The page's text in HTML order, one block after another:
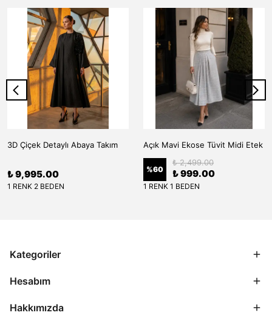
3D Çiçek Detaylı Abaya Takım
₺ 9,995.00
1 RENK 2 BEDEN
Açık Mavi Ekose Tüvit Midi Etek
%60
₺ 2,499.00
₺ 999.00
1 RENK 1 BEDEN
Kategoriler
Hesabım
Hakkımızda